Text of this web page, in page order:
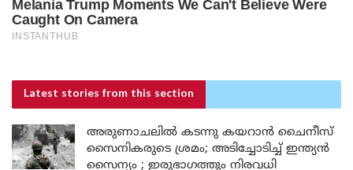
Latest stories from this section
അരുണാചലിൽ കടന്നു കയറാൻ ചൈനീസ്
സൈനികരുടെ ശ്രമം; അടിച്ചോടിച്ച് ഇന്ത്യൻ
സൈന്യം ; ഇരുഭാഗത്തും നിരവധി